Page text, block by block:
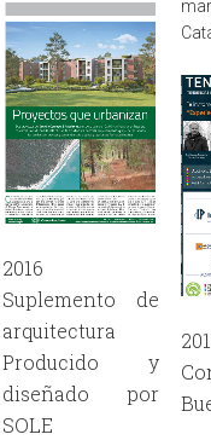
2016
Suplemento de
arquitectura
Producido y
diseñado por
SOLE